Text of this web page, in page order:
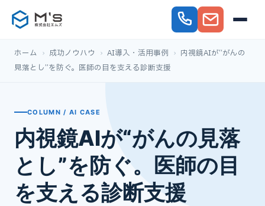
ホーム › 成功ノウハウ › AI導入・活用事例 › 内視鏡AIが“がんの
見落とし”を防ぐ。医師の目を支える診断支援
COLUMN / AI CASE
内視鏡AIが“がんの見落
とし”を防ぐ。医師の目
を支える診断支援